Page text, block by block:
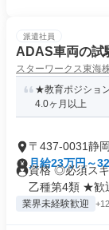
派遣社員
ADAS車両の試
スターワークス東海
★教育ポジショ
4.0ヶ月以上
〒437-0031静
月給23万円～
資格 ◎必須ス
乙種第4類 ★歓
業界未経験歓迎